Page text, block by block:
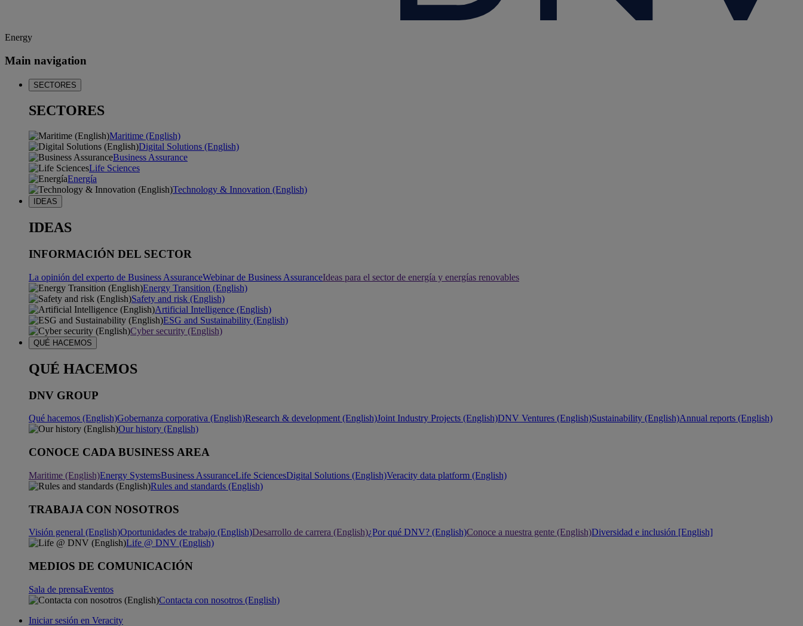
Energy
Main navigation
SECTORES
SECTORES
Maritime (English)
Digital Solutions (English)
Business Assurance
Life Sciences
Energía
Technology & Innovation (English)
IDEAS
IDEAS
INFORMACIÓN DEL SECTOR
La opinión del experto de Business AssuranceWebinar de Business AssuranceIdeas para el sector de energía y energías renovables
Energy Transition (English)
Safety and risk (English)
Artificial Intelligence (English)
ESG and Sustainability (English)
Cyber security (English)
QUÉ HACEMOS
QUÉ HACEMOS
DNV GROUP
Qué hacemos (English)Gobernanza corporativa (English)Research & development (English)Joint Industry Projects (English)DNV Ventures (English)Sustainability (English)Annual reports (English)
Our history (English)
CONOCE CADA BUSINESS AREA
Maritime (English)Energy SystemsBusiness AssuranceLife SciencesDigital Solutions (English)Veracity data platform (English)
Rules and standards (English)
TRABAJA CON NOSOTROS
Visión general (English)Oportunidades de trabajo (English)Desarrollo de carrera (English)¿Por qué DNV? (English)Conoce a nuestra gente (English)Diversidad e inclusión [English]
Life @ DNV (English)
MEDIOS DE COMUNICACIÓN
Sala de prensaEventos
Contacta con nosotros (English)
Iniciar sesión en Veracity